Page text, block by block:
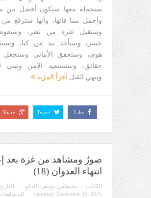
ستحمله معها سيكون أفضل من
وأجمل مما فاتها، وأنها سترفع
وستقيل عثرة من تعثر،
خسر، وستأخذ بيد من كبا،
هوى، وستحقق الأماني وستجعل
حقائق، وستستعيد الأمن وتبني
وتنهي القتل
اقرأ المزيد
Like
Tweet
Share
صورٌ ومشاهد من غزة بعد
انتهاء العدوان (18)
الكاتب: د. مصطفى يوسف اللداوي
Saturday, December 20, 2025